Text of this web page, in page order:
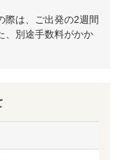
は、ご出発の2週間
、別途手数料がかか